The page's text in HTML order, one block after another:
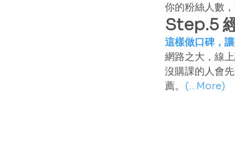
你的粉絲人數
Step.5
這樣做口碑，
網路之大，線
沒購課的人會
薦。 (…More)